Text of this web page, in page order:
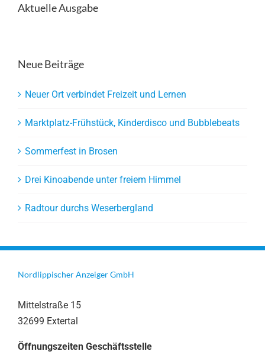
Aktuelle Ausgabe
Neue Beiträge
Neuer Ort verbindet Freizeit und Lernen
Marktplatz-Frühstück, Kinderdisco und Bubblebeats
Sommerfest in Brosen
Drei Kinoabende unter freiem Himmel
Radtour durchs Weserbergland
Nordlippischer Anzeiger GmbH
Mittelstraße 15
32699 Extertal
Öffnungszeiten Geschäftsstelle